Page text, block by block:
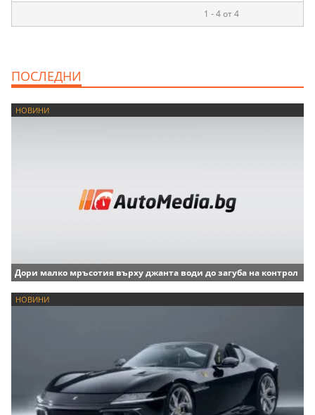
1 - 4 от 4
ПОСЛЕДНИ
НОВИНИ
Дори малко мръсотия върху джанта води до загуба на контрол
НОВИНИ